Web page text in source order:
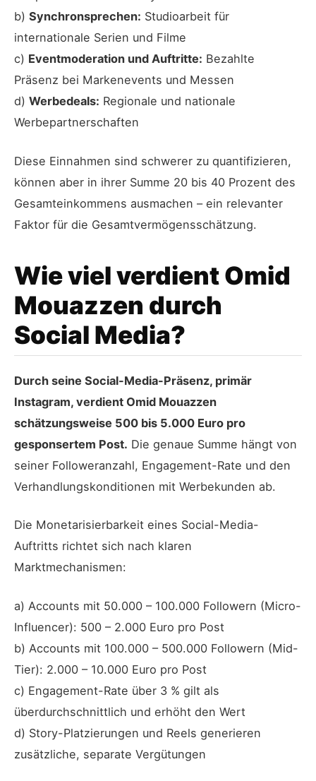
b) Synchronsprechen: Studioarbeit für
internationale Serien und Filme
c) Eventmoderation und Auftritte: Bezahlte
Präsenz bei Markenevents und Messen
d) Werbedeals: Regionale und nationale
Werbepartnerschaften
Diese Einnahmen sind schwerer zu quantifizieren,
können aber in ihrer Summe 20 bis 40 Prozent des
Gesamteinkommens ausmachen – ein relevanter
Faktor für die Gesamtvermögensschätzung.
Wie viel verdient Omid
Mouazzen durch
Social Media?
Durch seine Social-Media-Präsenz, primär
Instagram, verdient Omid Mouazzen
schätzungsweise 500 bis 5.000 Euro pro
gesponsertem Post. Die genaue Summe hängt von
seiner Followeranzahl, Engagement-Rate und den
Verhandlungskonditionen mit Werbekunden ab.
Die Monetarisierbarkeit eines Social-Media-
Auftritts richtet sich nach klaren
Marktmechanismen:
a) Accounts mit 50.000 – 100.000 Followern (Micro-
Influencer): 500 – 2.000 Euro pro Post
b) Accounts mit 100.000 – 500.000 Followern (Mid-
Tier): 2.000 – 10.000 Euro pro Post
c) Engagement-Rate über 3 % gilt als
überdurchschnittlich und erhöht den Wert
d) Story-Platzierungen und Reels generieren
zusätzliche, separate Vergütungen